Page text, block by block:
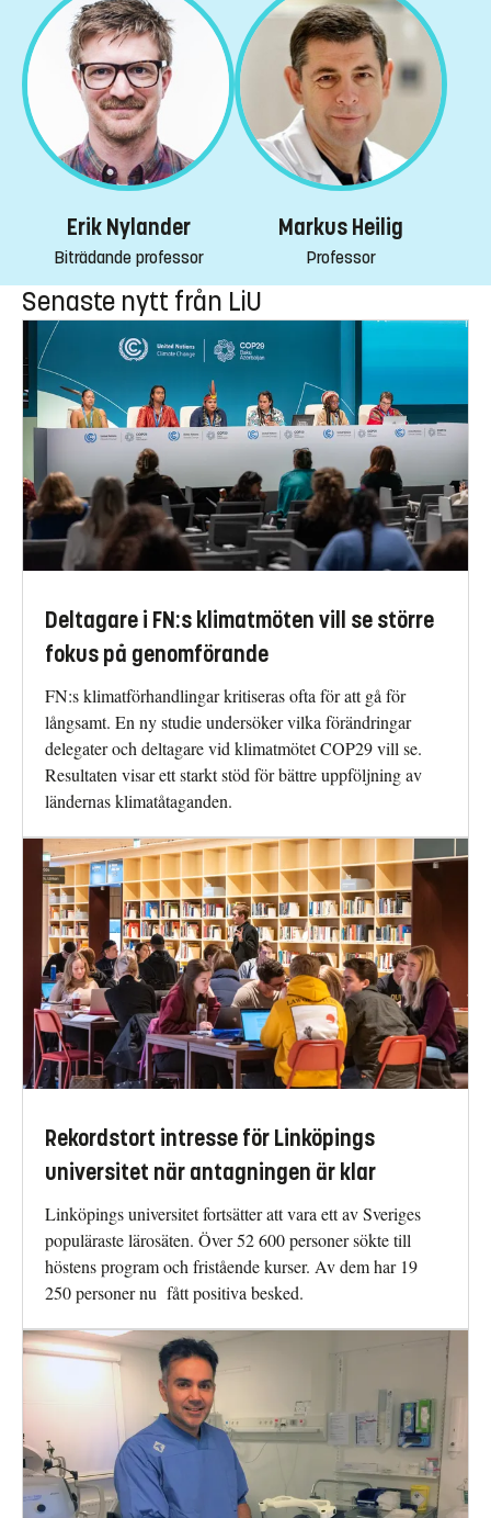
Erik Nylander
Biträdande professor
Markus Heilig
Professor
Senaste nytt från LiU
Deltagare i FN:s klimatmöten vill se större
fokus på genomförande
FN:s klimatförhandlingar kritiseras ofta för att gå för
långsamt. En ny studie undersöker vilka förändringar
delegater och deltagare vid klimatmötet COP29 vill se.
Resultaten visar ett starkt stöd för bättre uppföljning av
ländernas klimatåtaganden.
Rekordstort intresse för Linköpings
universitet när antagningen är klar
Linköpings universitet fortsätter att vara ett av Sveriges
populäraste lärosäten. Över 52 600 personer sökte till
höstens program och fristående kurser. Av dem har 19
250 personer nu fått positiva besked.